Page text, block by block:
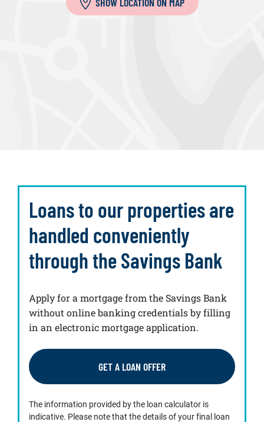
Loans to our properties are
handled conveniently
through the Savings Bank
Apply for a mortgage from the Savings Bank
without online banking credentials by filling
in an electronic mortgage application.
GET A LOAN OFFER
The information provided by the loan calculator is
indicative. Please note that the details of your final loan